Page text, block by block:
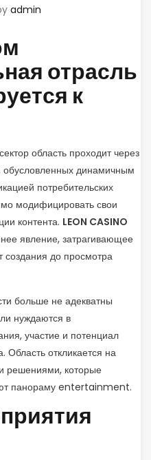
admin
отрасль
к
область проходит через
динамичным
потребительских
модифицировать свои
контента. LEON CASINO
явление, затрагивающее
до просмотра
больше не адекватны
нуждаются в
участие и потенциал
Область откликается на
решениями, которые
панораму entertainment.